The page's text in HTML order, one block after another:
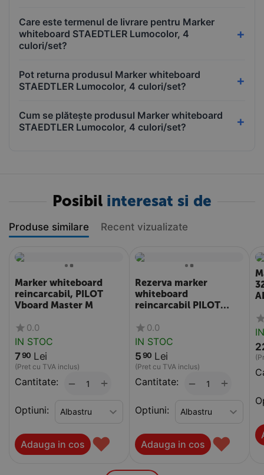
Care este termenul de livrare pentru Marker
whiteboard STAEDTLER Lumocolor, 4
culori/set?
Pot returna produsul Marker whiteboard
STAEDTLER Lumocolor, 4 culori/set?
Cum se plătește produsul Marker whiteboard
STAEDTLER Lumocolor, 4 culori/set?
Posibil interesat si de
Produse similare Recent vizualizate
Marker whiteboard
reincarcabil, PILOT
Vboard Master M
0.0
IN STOC
790 Lei
(Pret cu TVA inclus)
Cantitate: +
−
Optiuni:
Adauga in cos ♥
Rezerva marker
whiteboard
reincarcabil PILOT
0.0
IN STOC
5 90 Lei
(Pret cu TVA inclus)
Cantitate: +
−
Optiuni:
Adauga in cos ♥